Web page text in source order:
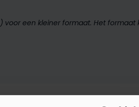
een kleiner formaat. Het formaat